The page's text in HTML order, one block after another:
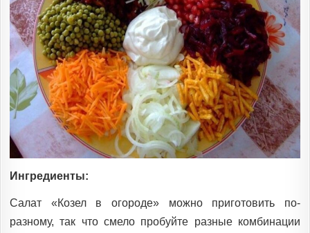
Ингредиенты:
Салат «Козел в огороде» можно приготовить по-
разному, так что смело пробуйте разные комбинации